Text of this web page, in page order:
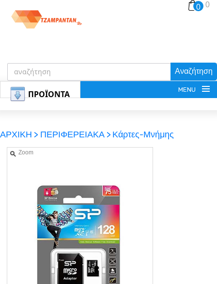
Αναζήτηση
0 0
ΠΡΟΪΟΝΤΑ MENU
ΕΙΣΟΔΟΣ
ΚΑΛΑΘΙ-ΑΓΟΡΩΝ
ΑΡΧΙΚΗ > ΠΕΡΙΦΕΡΕΙΑΚΑ > Κάρτες-Μνήμης
Zoom